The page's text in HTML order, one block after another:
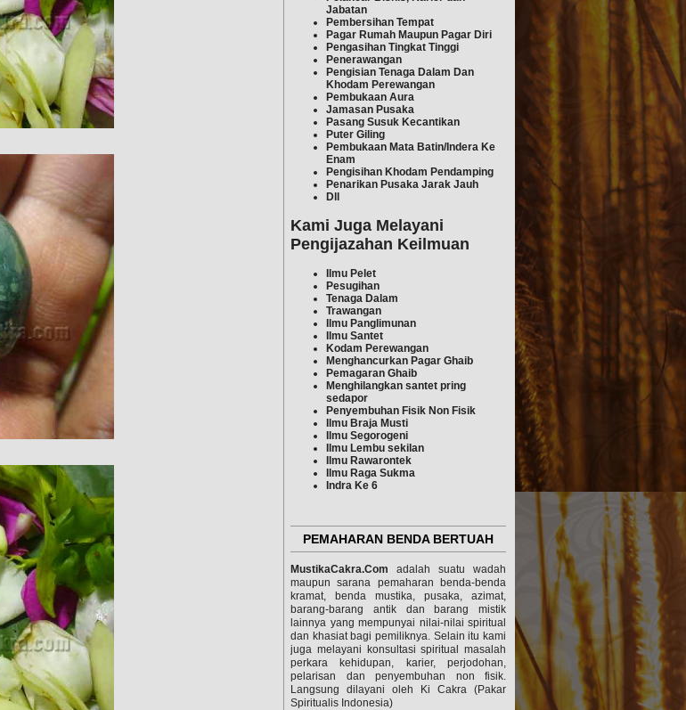
Jabatan
Pembersihan Tempat
Pagar Rumah Maupun Pagar Diri
Pengasihan Tingkat Tinggi
Penerawangan
Pengisian Tenaga Dalam Dan
Khodam Perewangan
Pembukaan Aura
Jamasan Pusaka
Pasang Susuk Kecantikan
Puter Giling
Pembukaan Mata Batin/Indera Ke
Enam
Pengisihan Khodam Pendamping
Penarikan Pusaka Jarak Jauh
Dll
Kami Juga Melayani
Pengijazahan Keilmuan
Ilmu Pelet
Pesugihan
Tenaga Dalam
Trawangan
Ilmu Panglimunan
Ilmu Santet
Kodam Perewangan
Menghancurkan Pagar Ghaib
Pemagaran Ghaib
Menghilangkan santet pring
sedapor
Penyembuhan Fisik Non Fisik
Ilmu Braja Musti
Ilmu Segorogeni
Ilmu Lembu sekilan
Ilmu Rawarontek
Ilmu Raga Sukma
Indra Ke 6
PEMAHARAN BENDA BERTUAH
MustikaCakra.Com adalah suatu wadah
maupun sarana pemaharan benda-benda
kramat, benda mustika, pusaka, azimat,
barang-barang antik dan barang mistik
lainnya yang mempunyai nilai-nilai spiritual
dan khasiat bagi pemiliknya. Selain itu kami
juga melayani konsultasi spiritual masalah
perkara kehidupan, karier, perjodohan,
pelarisan dan penyembuhan non fisik.
Langsung dilayani oleh Ki Cakra (Pakar
Spiritualis Indonesia)